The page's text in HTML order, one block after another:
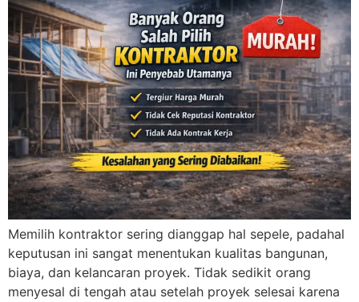
Memilih kontraktor sering dianggap hal sepele, padahal
keputusan ini sangat menentukan kualitas bangunan,
biaya, dan kelancaran proyek. Tidak sedikit orang
menyesal di tengah atau setelah proyek selesai karena